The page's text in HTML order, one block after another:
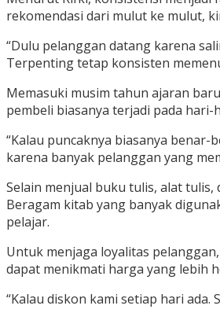
rekomendasi dari mulut ke mulut,
“Dulu pelanggan datang karena
Terpenting tetap konsisten
Memasuki musim tahun ajaran
pembeli biasanya terjadi pada
“Kalau puncaknya biasanya
karena banyak pelanggan yang
Selain menjual buku tulis, alat
Beragam kitab yang banyak
pelajar.
Untuk menjaga loyalitas
dapat menikmati harga yang lebih
“Kalau diskon kami setiap hari